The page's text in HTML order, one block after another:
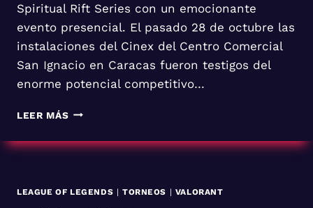
Spiritual Rift Series con un emocionante
evento presencial. El pasado 28 de octubre las
instalaciones del Cinex del Centro Comercial
San Ignacio en Caracas fueron testigos del
enorme potencial competitivo…
LEER MÁS
LEAGUE OF LEGENDS | TORNEOS | VALORANT